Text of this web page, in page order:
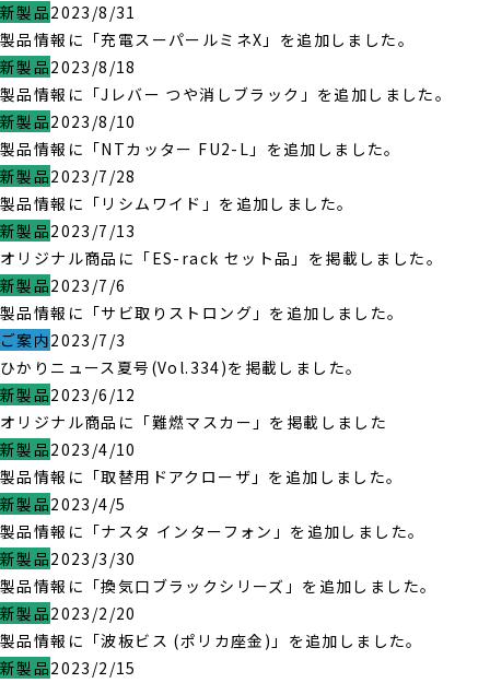
新製品2023/8/31
製品情報に「充電スーパールミネX」を追加しました。
新製品2023/8/18
製品情報に「Jレバー つや消しブラック」を追加しました。
新製品2023/8/10
製品情報に「NTカッター FU2-L」を追加しました。
新製品2023/7/28
製品情報に「リシムワイド」を追加しました。
新製品2023/7/13
オリジナル商品に「ES-rack セット品」を掲載しました。
新製品2023/7/6
製品情報に「サビ取りストロング」を追加しました。
ご案内2023/7/3
ひかりニュース夏号(Vol.334)を掲載しました。
新製品2023/6/12
オリジナル商品に「難燃マスカー」を掲載しました
新製品2023/4/10
製品情報に「取替用ドアクローザ」を追加しました。
新製品2023/4/5
製品情報に「ナスタ インターフォン」を追加しました。
新製品2023/3/30
製品情報に「換気口ブラックシリーズ」を追加しました。
新製品2023/2/20
製品情報に「波板ビス (ポリカ座金)」を追加しました。
新製品2023/2/15